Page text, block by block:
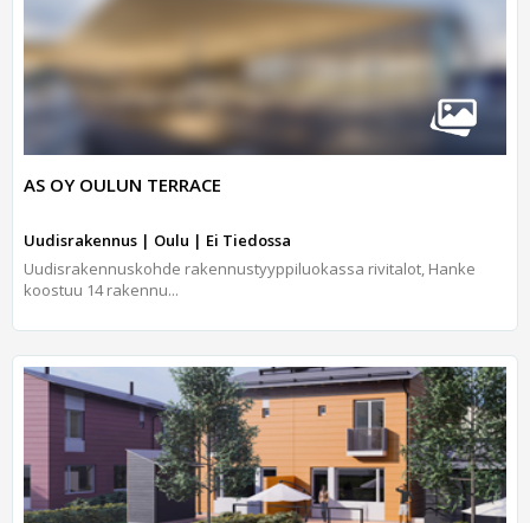
AS OY OULUN TERRACE
Uudisrakennus | Oulu | Ei Tiedossa
Uudisrakennuskohde rakennustyyppiluokassa rivitalot, Hanke
koostuu 14 rakennu...